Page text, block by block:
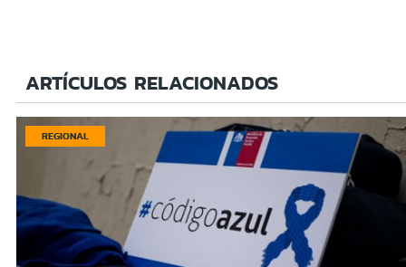
ARTÍCULOS RELACIONADOS
REGIONAL